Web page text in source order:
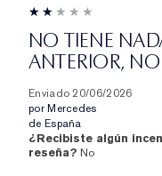
NO TIENE
ANTERIOR,
Enviado 20/06/2026
por Mercedes
de España
¿Recibiste algún
reseña? No